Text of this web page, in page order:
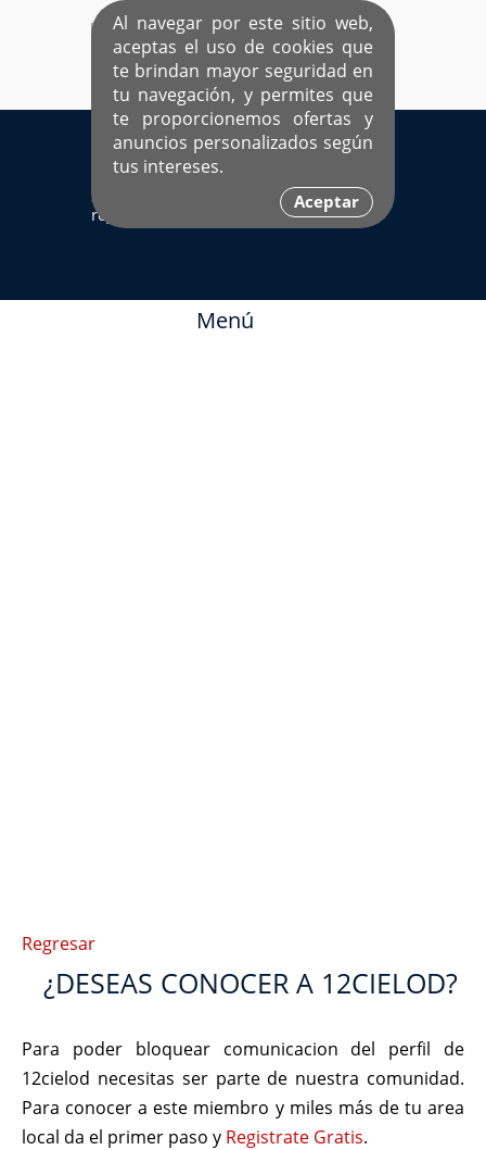
Al navegar por este sitio web,
aceptas el uso de cookies que
te brindan mayor seguridad en
tu navegación, y permites que
te proporcionemos ofertas y
anuncios personalizados según
tus intereses.
Aceptar
EL ÚNICO SITIO DEDICADO A SOLTEROS
HISPANOS COMO TÚ
Ingresa aquí
Sí ya estás
registrado
Menú
Regresar
¿DESEAS CONOCER A 12CIELOD?
Para poder bloquear comunicacion del perfil de
12cielod necesitas ser parte de nuestra comunidad.
Para conocer a este miembro y miles más de tu area
local da el primer paso y Registrate Gratis.